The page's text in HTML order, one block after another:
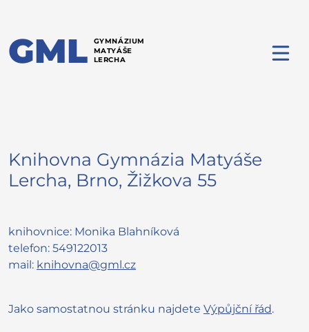
GML GYMNÁZIUM
MATYÁŠE
LERCHA
Knihovna Gymnázia Matyáše
Lercha, Brno, Žižkova 55
knihovnice: Monika Blahníková
telefon: 549122013
mail: knihovna@gml.cz
Jako samostatnou stránku najdete Výpůjční řád.